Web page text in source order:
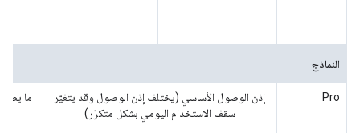
النماذج
Pro
إذن الوصول الأساسي (يختلف إذن الوصول وقد يتغيّر
سقف الاستخدام اليومي بشكل متكرّر)